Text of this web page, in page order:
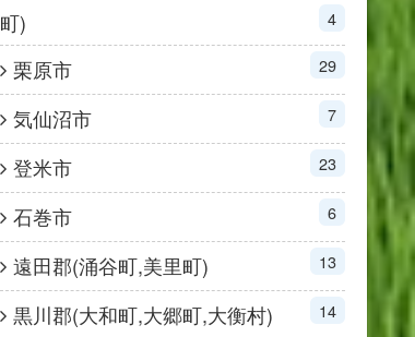
町)
4
栗原市 29
気仙沼市 7
登米市 23
石巻市 6
遠田郡(涌谷町,美里町) 13
黒川郡(大和町,大郷町,大衡村) 14